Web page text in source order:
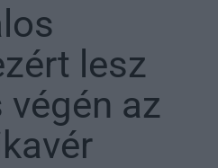
lesz
az